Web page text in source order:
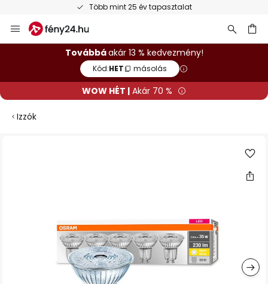
Több mint 25 év tapasztalat
Ugrás
a
tartalomhozTovábbáakár 13 % kedvezmény!
Kód:HET másolás
WOW HÉT | Akár 70 %
Izzók